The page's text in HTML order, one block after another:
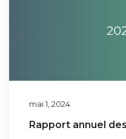
mai 1, 2024
Rapport annuel